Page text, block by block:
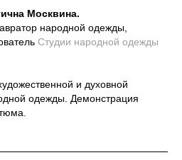
Москвина.
народной одежды,
Студии народной одежды
и духовной
одежды. Демонстрация